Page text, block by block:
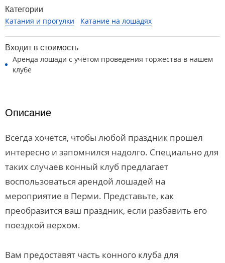
Категории
Катания и прогулки Катание на лошадях
Входит в стоимость
Аренда лошади с учётом проведения торжества в нашем
клубе
Описание
Всегда хочется, чтобы любой праздник прошел
интересно и запомнился надолго. Специально для
таких случаев конный клуб предлагает
воспользоваться арендой лошадей на
мероприятие в Перми. Представьте, как
преобразится ваш праздник, если разбавить его
поездкой верхом.
Вам предоставят часть конного клуба для